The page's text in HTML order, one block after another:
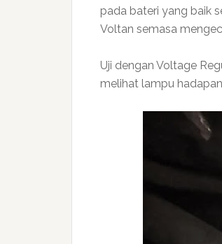
pada bateri yang baik
Voltan semasa
Uji dengan Voltage
melihat lampu